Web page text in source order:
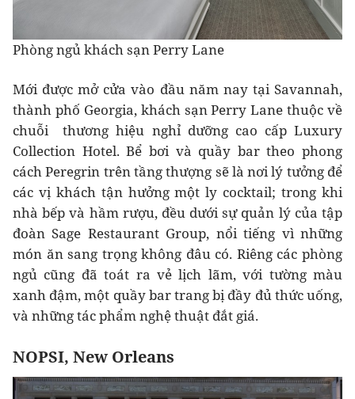
Phòng ngủ khách sạn Perry Lane
Mới được mở cửa vào đầu năm nay tại Savannah,
thành phố Georgia, khách sạn Perry Lane thuộc về
chuỗi thương hiệu nghỉ dưỡng cao cấp Luxury
Collection Hotel. Bể bơi và quầy bar theo phong
cách Peregrin trên tầng thượng sẽ là nơi lý tưởng để
các vị khách tận hưởng một ly cocktail; trong khi
nhà bếp và hầm rượu, đều dưới sự quản lý của tập
đoàn Sage Restaurant Group, nổi tiếng vì những
món ăn sang trọng không đâu có. Riêng các phòng
ngủ cũng đã toát ra vẻ lịch lãm, với tường màu
xanh đậm, một quầy bar trang bị đầy đủ thức uống,
và những tác phẩm nghệ thuật đắt giá.
NOPSI, New Orleans